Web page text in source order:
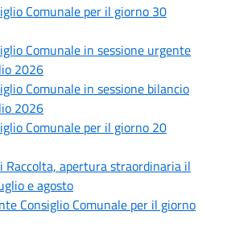
Comunale per il giorno 30
Comunale in sessione urgente
2026
Comunale in sessione bilancio
2026
Comunale per il giorno 20
Raccolta, apertura straordinaria il
e agosto
Consiglio Comunale per il giorno